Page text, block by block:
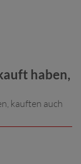
haben,
kauften auch